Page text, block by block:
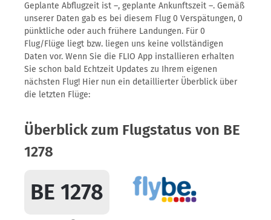
Geplante Abflugzeit ist –, geplante Ankunftszeit –. Gemäß
unserer Daten gab es bei diesem Flug 0 Verspätungen, 0
pünktliche oder auch frühere Landungen. Für 0
Flug/Flüge liegt bzw. liegen uns keine vollständigen
Daten vor. Wenn Sie die FLIO App installieren erhalten
Sie schon bald Echtzeit Updates zu Ihrem eigenen
nächsten Flug! Hier nun ein detaillierter Überblick über
die letzten Flüge:
Überblick zum Flugstatus von BE
1278
BE 1278